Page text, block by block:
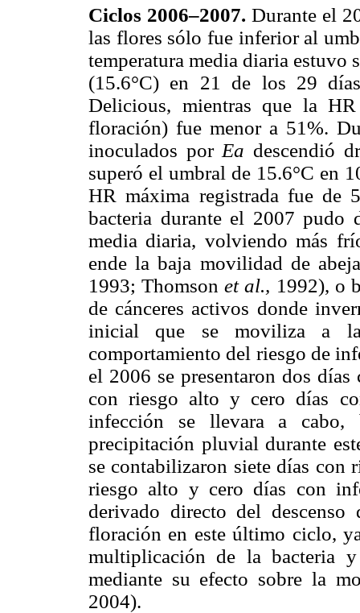
Ciclos 2006–2007. Durante el
las flores sólo fue inferior al
temperatura media diaria estuvo
(15.6°C) en 21 de los 29
Delicious, mientras que la
floración) fue menor a 51%.
inoculados por Ea descendió
superó el umbral de 15.6°C en
HR máxima registrada fue de
bacteria durante el 2007 pudo
media diaria, volviendo más
ende la baja movilidad de
1993; Thomsonet al., 1992), o
de cánceres activos donde
inicial que se moviliza a
comportamiento del riesgo de
el 2006 se presentaron dos
con riesgo alto y cero días
infección se llevara a cabo,
precipitación pluvial durante
se contabilizaron siete días con
riesgo alto y cero días con
derivado directo del
floración en este último ciclo,
multiplicación de la
mediante su efecto sobre la
2004).